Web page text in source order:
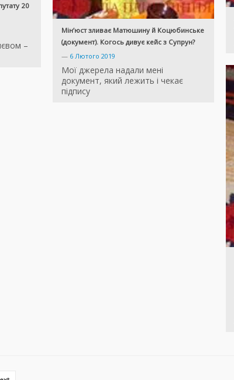
20
–
Мін’юст зливає Матюшину й Коцюбинське
(документ). Когось дивує кейс з Супрун?
— 6 Лютого 2019
Мої джерела надали мені
документ, який лежить і чекає
підпису